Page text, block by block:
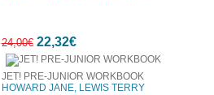
24,00€ 22,32€
JET! PRE-JUNIOR WORKBOOK
HOWARD JANE, LEWIS TERRY